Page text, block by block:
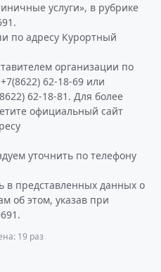
услуги», в рубрике
по адресу Курортный
организации по
62-18-69 или
62-18-81. Для более
официальный сайт
уточнить по телефону
в представленных данных о
об этом, указав при
19 раз